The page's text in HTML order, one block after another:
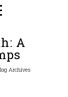
A
Archives